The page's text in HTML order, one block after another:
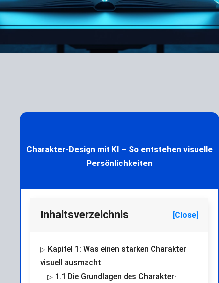
Charakter-Design mit KI – So entstehen visuelle
Persönlichkeiten
Inhaltsverzeichnis [Close]
Kapitel 1: Was einen starken Charakter
visuell ausmacht
1.1 Die Grundlagen des Charakter-